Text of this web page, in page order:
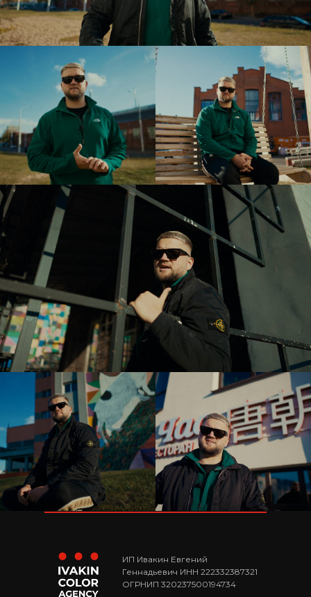
ИП Ивакин Евгений
Геннадьевич ИНН 222332387321
ОГРНИП 320237500194734